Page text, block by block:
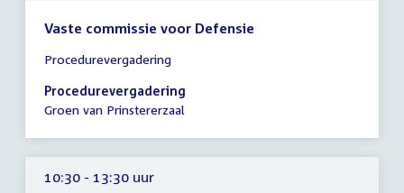
Vaste commissie voor Defensie
vergadering
10:30
-
uur
Procedurevergadering
Procedurevergadering
Groen van Prinstererzaal
10:30 - 13:30 uur